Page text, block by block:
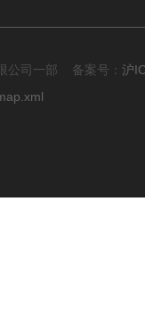
公司一部 备案号： 沪